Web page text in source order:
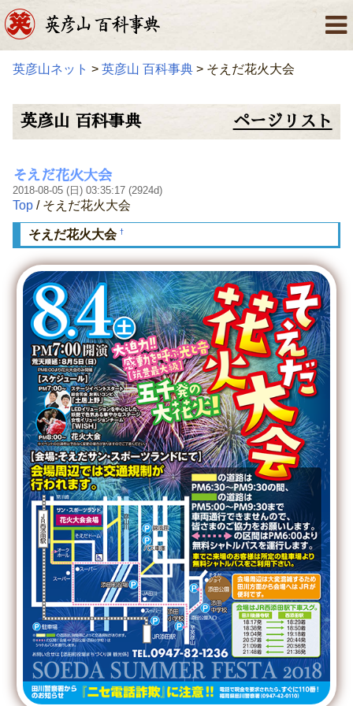
英彦山ネット > 英彦山 百科事典 > そえだ花火大会
英彦山 百科事典 ページリスト
そえだ花火大会
2018-08-05 (日) 03:35:17 (2924d)
Top / そえだ花火大会
そえだ花火大会 †